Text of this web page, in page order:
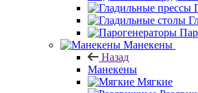
Манекены
Назад
Манекены
Мягкие